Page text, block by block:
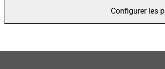
Configurer les